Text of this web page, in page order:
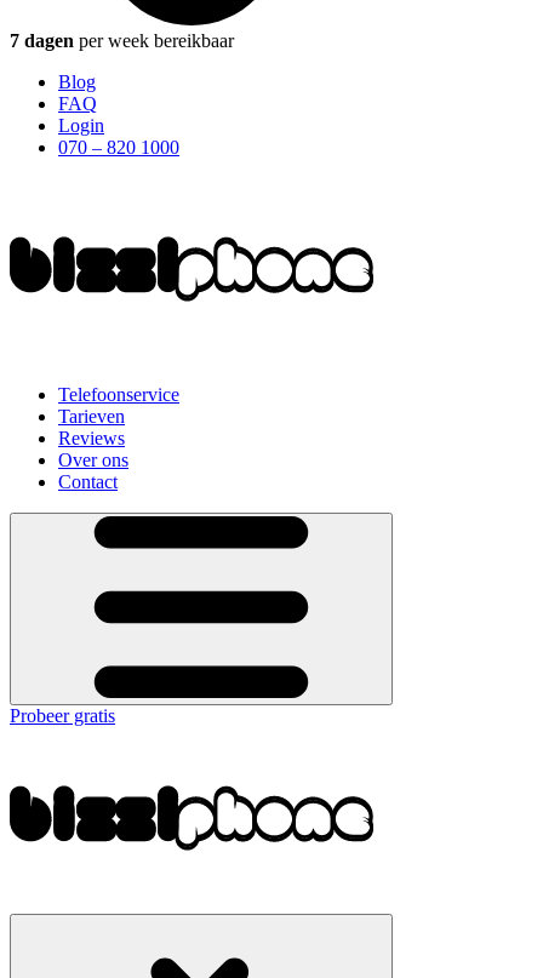
7 dagen per week bereikbaar
Blog
FAQ
Login
070 – 820 1000
Telefoonservice
Tarieven
Reviews
Over ons
Contact
Probeer gratis